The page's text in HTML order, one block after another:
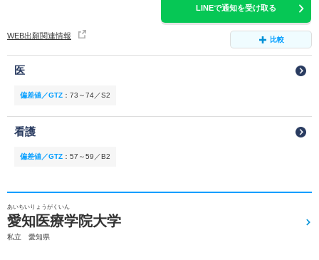
LINEで通知を受け取る
WEB出願関連情報 比較
医
偏差値／GTZ ： 73～74／S2
看護
偏差値／GTZ ： 57～59／B2
あいちいりょうがくいん
愛知医療学院大学
私立 愛知県